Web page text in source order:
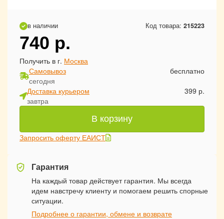
в наличии Код товара: 215223
740 р.
Получить в г. Москва
Самовывоз
сегодня
бесплатно
Доставка курьером
завтра
399 р.
В корзину
Запросить оферту ЕАИСТ
Гарантия
На каждый товар действует гарантия. Мы всегда
идем навстречу клиенту и помогаем решить спорные
ситуации.
Подробнее о гарантии, обмене и возврате